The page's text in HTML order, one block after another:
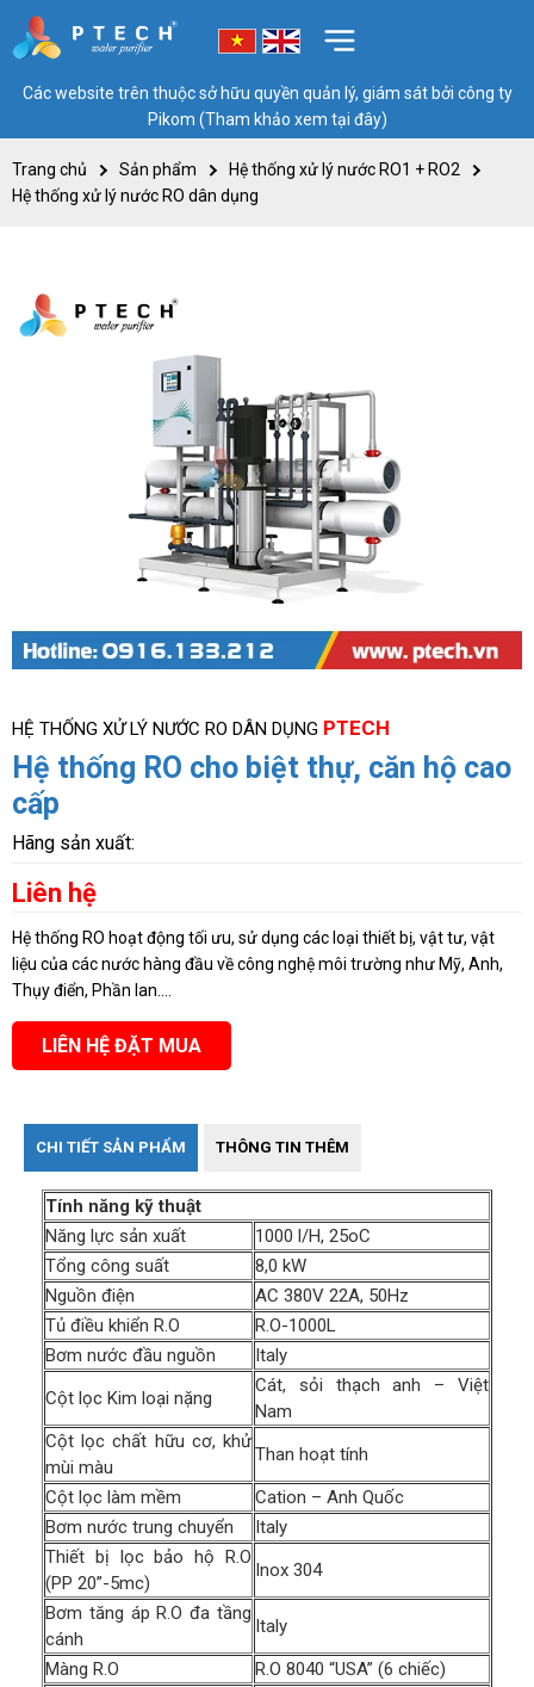
Các website trên thuộc sở hữu quyền quản lý, giám sát bởi công ty
Pikom (Tham khảo xem tại đây)
Trang chủ Sản phẩm
Hệ thống xử lý nước RO1 + RO2
Hệ thống xử lý nước RO dân dụng
HỆ THỐNG XỬ LÝ NƯỚC RO DÂN DỤNG PTECH
Hệ thống RO cho biệt thự, căn hộ cao
cấp
Hãng sản xuất:
Liên hệ
Hệ thống RO hoạt động tối ưu, sử dụng các loại thiết bị, vật tư, vật
liệu của các nước hàng đầu về công nghệ môi trường như Mỹ, Anh,
Thụy điển, Phần lan….
LIÊN HỆ ĐẶT MUA
CHI TIẾT SẢN PHẨM THÔNG TIN THÊM
Tính năng kỹ thuật
Năng lực sản xuất
1000 l/H, 25oC
Tổng công suất
8,0 kW
Nguồn điện
AC 380V 22A, 50Hz
Tủ điều khiển R.O
R.O-1000L
Bơm nước đầu nguồn
Italy
Cột lọc Kim loại nặng
Cát, sỏi thạch anh – Việt
Nam
Cột lọc chất hữu cơ, khử
mùi màu
Than hoạt tính
Cột lọc làm mềm
Cation – Anh Quốc
Bơm nước trung chuyển
Italy
Thiết bị lọc bảo hộ R.O
(PP 20”-5mc)
Inox 304
Bơm tăng áp R.O đa tầng
cánh
Italy
Màng R.O
R.O 8040 “USA” (6 chiếc)